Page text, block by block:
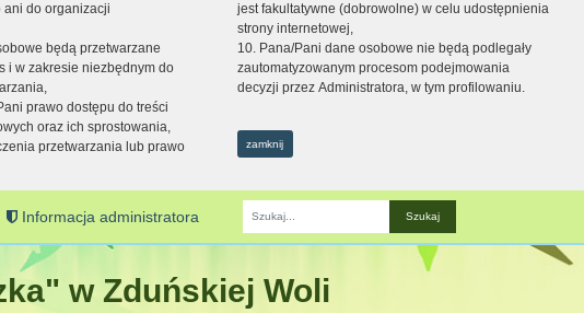
ani do organizacji
będą przetwarzane
i w zakresie niezbędnym do
prawo dostępu do treści
oraz ich sprostowania,
przetwarzania lub prawo
jest fakultatywne (dobrowolne) w celu udostępnienia
strony internetowej,
10. Pana/Pani dane osobowe nie będą podlegały
zautomatyzowanym procesom podejmowania
decyzji przez Administratora, w tym profilowaniu.
zamknij
Informacja administratora
Fraza
w Zduńskiej Woli